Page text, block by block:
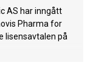
AS har inngått
Pharma for
lisensavtalen på